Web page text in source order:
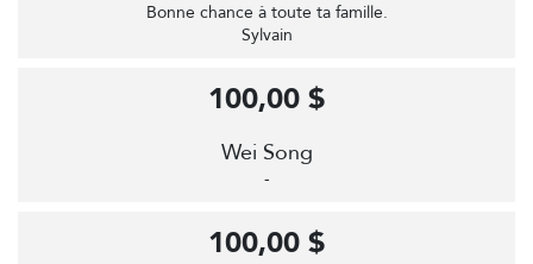
Bonne chance à toute ta famille.
Sylvain
Wei Song
-
100,00 $
100,00 $